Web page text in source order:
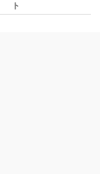
ト